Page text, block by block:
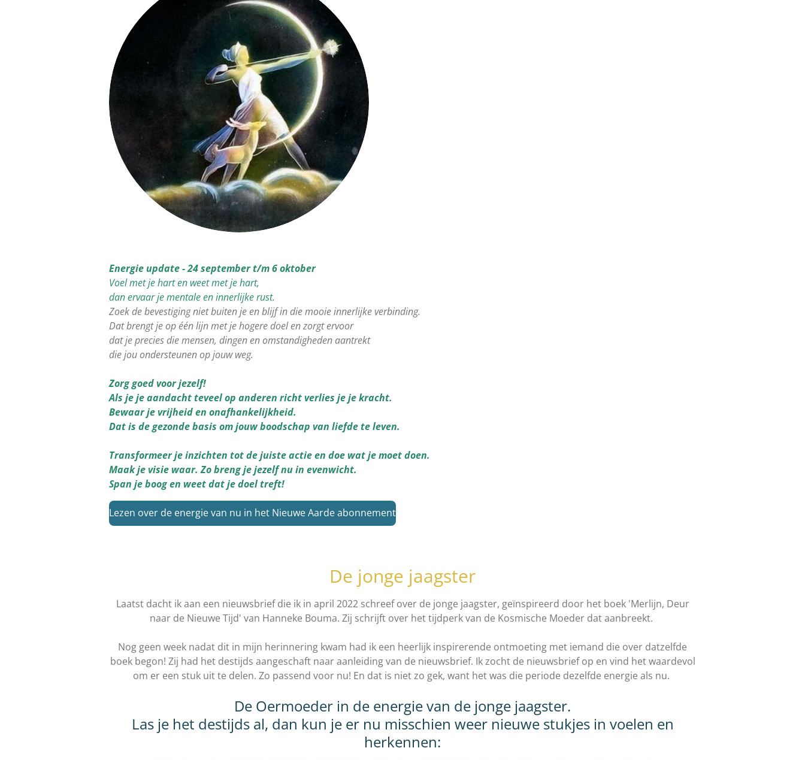
Energie update - 24 september t/m 6 oktober
Voel met je hart en weet met je hart,
dan ervaar je mentale en innerlijke rust.
Zoek de bevestiging niet buiten je en blijf in die mooie innerlijke verbinding.
Dat brengt je op één lijn met je hogere doel en zorgt ervoor
dat je precies die mensen, dingen en omstandigheden aantrekt
die jou ondersteunen op jouw weg.
Zorg goed voor jezelf!
Als je je aandacht teveel op anderen richt verlies je je kracht.
Bewaar je vrijheid en onafhankelijkheid.
Dat is de gezonde basis om jouw boodschap van liefde te leven.
Transformeer je inzichten tot de juiste actie en doe wat je moet doen.
Maak je visie waar. Zo breng je jezelf nu in evenwicht.
Span je boog en weet dat je doel treft!
Lezen over de energie van nu in het Nieuwe Aarde abonnement
De jonge jaagster
Laatst dacht ik aan een nieuwsbrief die ik in april 2022 schreef over de jonge jaagster, geïnspireerd door het boek 'Merlijn, Deur
naar de Nieuwe Tijd' van Hanneke Bouma. Zij schrijft over het tijdperk van de Kosmische Moeder dat aanbreekt.
Nog geen week nadat dit in mijn herinnering kwam had ik een heerlijk inspirerende ontmoeting met iemand die over datzelfde
boek begon! Zij had het destijds aangeschaft naar aanleiding van de nieuwsbrief. Ik zocht de nieuwsbrief op en vind het waardevol
om er een stuk uit te delen. Zo passend voor nu! En dat is niet zo gek, want het was die periode dezelfde energie als nu.
De Oermoeder in de energie van de jonge jaagster.
Las je het destijds al, dan kun je er nu misschien weer nieuwe stukjes in voelen en
herkennen: